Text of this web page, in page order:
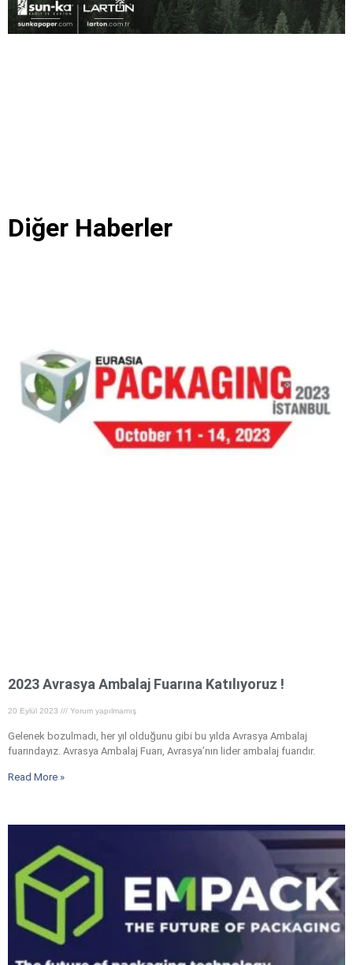
Diğer Haberler
2023 Avrasya Ambalaj Fuarına Katılıyoruz !
20 Eylül 2023 Yorum yapılmamış
Gelenek bozulmadı, her yıl olduğunu gibi bu yılda Avrasya Ambalaj
fuarındayız. Avrasya Ambalaj Fuarı, Avrasya’nın lider ambalaj fuarıdır.
Read More »